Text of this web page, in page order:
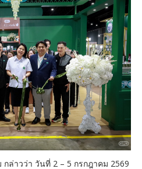
กล่าวว่า วันที่ 2 – 5 กรกฎาคม 2569